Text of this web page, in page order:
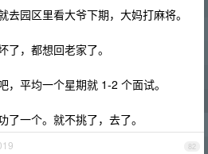
去园区里看大爷下期，大妈打麻将。
了，都想回老家了。
，平均一个星期就 1-2 个面试。
一个。就不挑了，去了。
82